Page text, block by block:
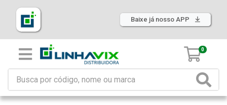
Baixe já nosso APP
0